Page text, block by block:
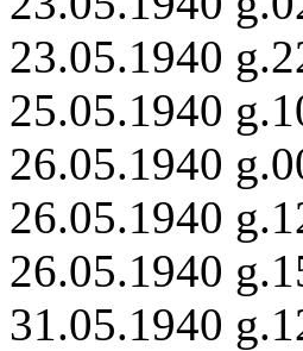
23.05.1940
25.05.1940
26.05.1940
26.05.1940
26.05.1940
31.05.1940